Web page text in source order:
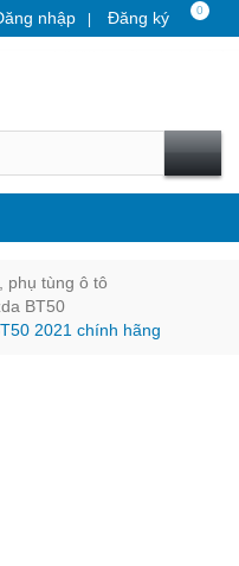
nhập Đăng ký 0
phụ tùng ô tô
BT50
2021 chính hãng